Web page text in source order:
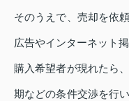
そのうえで、売却を依
広告やインターネット
購入希望者が現れたら
期などの条件交渉を行